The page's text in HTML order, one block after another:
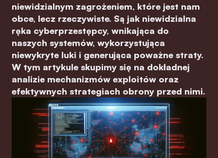
niewidzialnym zagrożeniem, które jest nam
obce, lecz rzeczywiste. Są jak niewidzialna
ręka cyberprzestępcy, wnikająca do
naszych systemów, wykorzystująca
niewykryte luki i generująca poważne straty.
W tym artykule skupimy się na dokładnej
analizie mechanizmów exploitów oraz
efektywnych strategiach obrony przed nimi.